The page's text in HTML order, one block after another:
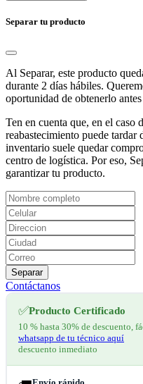
Separar tu producto
Al Separar, este producto
durante 2 días hábiles.
oportunidad de obtenerlo
Ten en cuenta que, en el caso
reabastecimiento puede tardar
inventario suele quedar
centro de logística. Por eso,
garantizar tu producto.
Separar
Contáctanos
✅Producto Certificado
10 % hasta 30% de descuento,
whatsapp de tu técnico aquí
descuento inmediato